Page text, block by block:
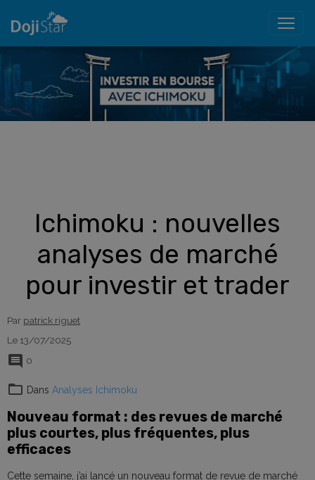
Ichimoku : nouvelles
analyses de marché
pour investir et trader
Par patrick riguet
Le 13/07/2025
0
Dans Analyses Ichimoku
Nouveau format : des revues de marché
plus courtes, plus fréquentes, plus
efficaces
Cette semaine, j’ai lancé un nouveau format de revue de marché